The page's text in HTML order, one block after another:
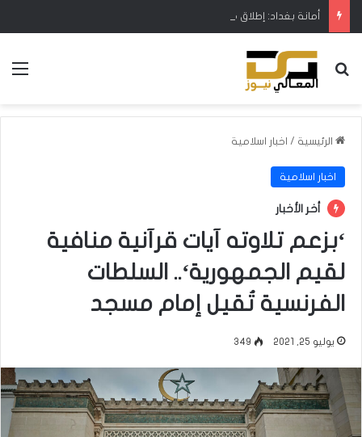
بحث عن
الرئيسية / اخبار اسلامية
اخبار اسلامية
أخر الأخبار
‘بزعم تلاوته آيات قرآنية منافية
لقيم الجمهورية‘.. السلطات
الفرنسية تُقيل إمام مسجد
يوليو 25, 2021 349